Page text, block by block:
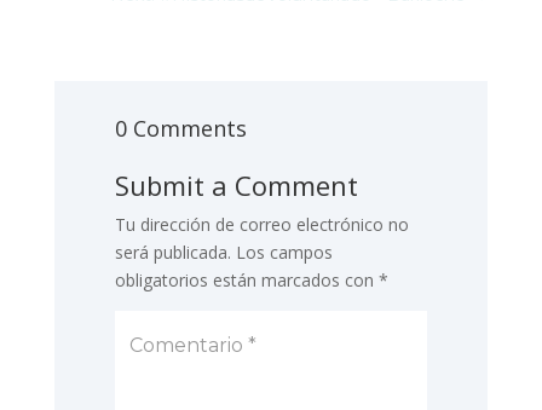
0 Comments
Submit a Comment
Tu dirección de correo electrónico no
será publicada. Los campos
obligatorios están marcados con *